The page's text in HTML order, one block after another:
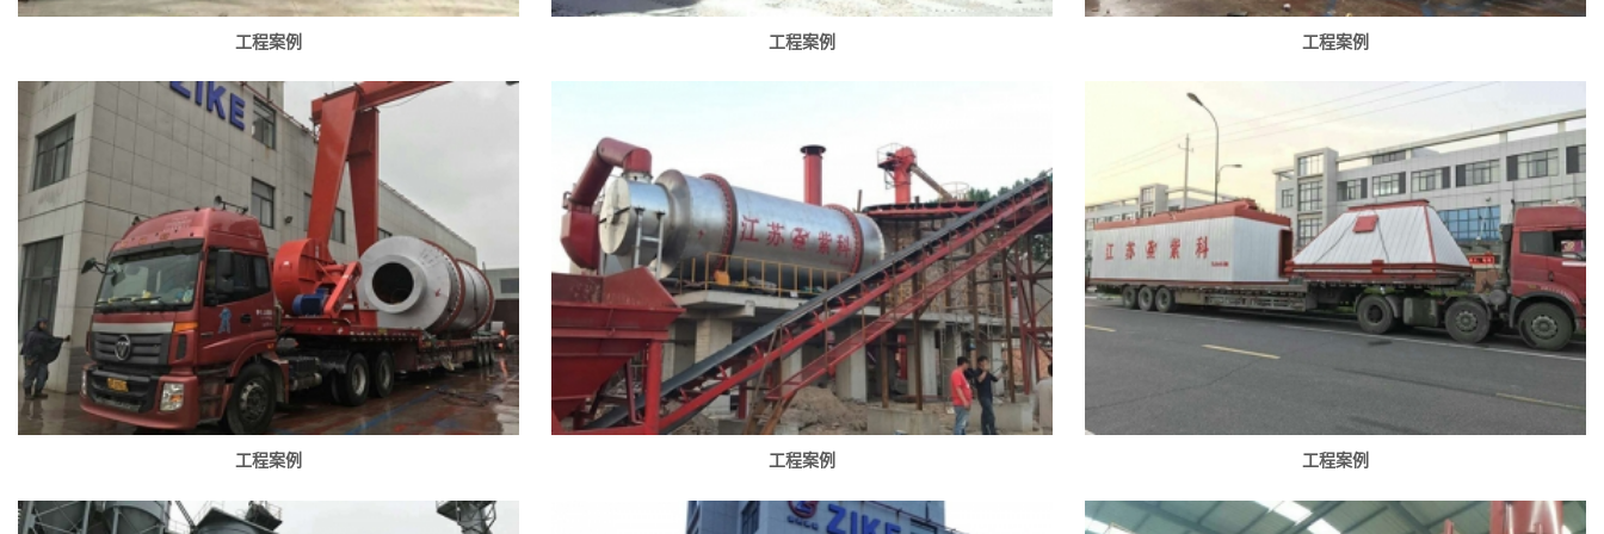
工程案例 工程案例 工程案例
工程案例 工程案例 工程案例